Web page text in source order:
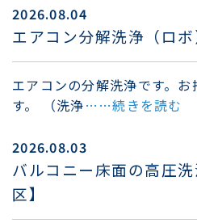
2026.08.04
エアコン分解洗浄（ロボ
エアコンの分解洗浄です。
す。 （洗浄……続きを読む
2026.08.03
バルコニー床面の高圧
区】